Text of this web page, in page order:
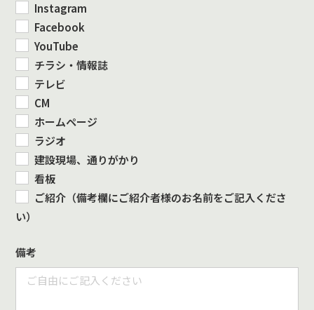
Instagram
Facebook
YouTube
チラシ・情報誌
テレビ
CM
ホームページ
ラジオ
建設現場、通りがかり
看板
ご紹介（備考欄にご紹介者様のお名前をご記入くださ
い）
備考